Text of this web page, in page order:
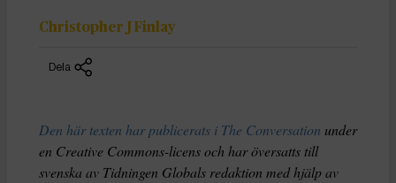
Christopher J Finlay
Dela
Den här texten har publicerats i The Conversation under
en Creative Commons-licens och har översatts till
svenska av Tidningen Globals redaktion med hjälp av